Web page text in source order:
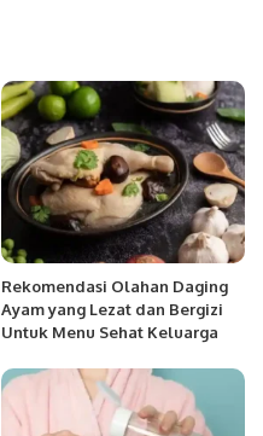
Rekomendasi Olahan Daging
Ayam yang Lezat dan Bergizi
Untuk Menu Sehat Keluarga